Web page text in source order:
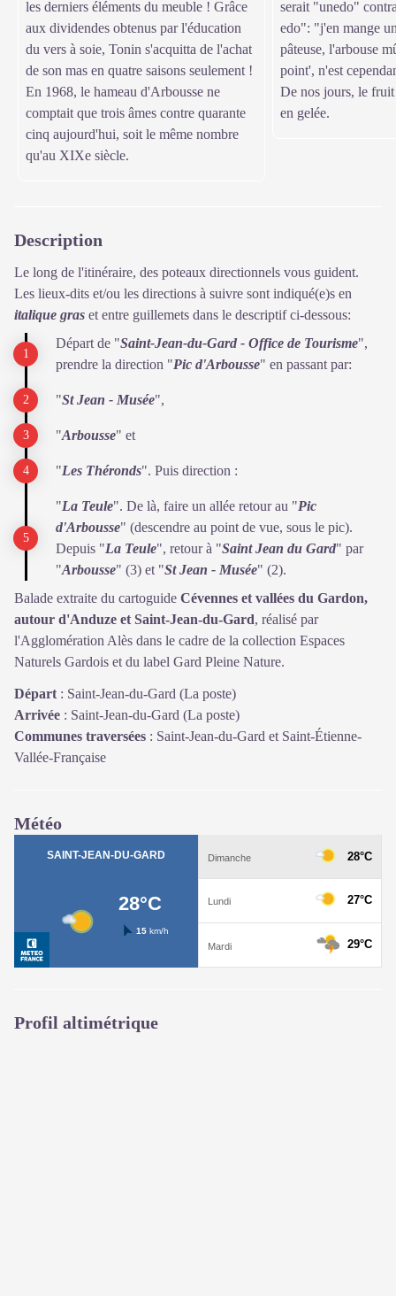
les derniers éléments du meuble ! Grâce
aux dividendes obtenus par l'éducation
du vers à soie, Tonin s'acquitta de l'achat
de son mas en quatre saisons seulement !
En 1968, le hameau d'Arbousse ne
comptait que trois âmes contre quarante
cinq aujourd'hui, soit le même nombre
qu'au XIXe siècle.
serait "unedo"
edo": "j'en mange
pâteuse, l'arbouse
point', n'est
De nos jours, le
en gelée.
Description
Le long de l'itinéraire, des poteaux directionnels vous guident.
Les lieux-dits et/ou les directions à suivre sont indiqué(e)s en
italique gras et entre guillemets dans le descriptif ci-dessous:
Départ de "Saint-Jean-du-Gard - Office de Tourisme",
prendre la direction "Pic d'Arbousse" en passant par:
"St Jean - Musée",
"Arbousse" et
"Les Théronds". Puis direction :
"La Teule". De là, faire un allée retour au "Pic
d'Arbousse" (descendre au point de vue, sous le pic).
Depuis "La Teule", retour à "Saint Jean du Gard" par
"Arbousse" (3) et "St Jean - Musée" (2).
Balade extraite du cartoguide Cévennes et vallées du Gardon,
autour d'Anduze et Saint-Jean-du-Gard, réalisé par
l'Agglomération Alès dans le cadre de la collection Espaces
Naturels Gardois et du label Gard Pleine Nature.
Départ : Saint-Jean-du-Gard (La poste)
Arrivée : Saint-Jean-du-Gard (La poste)
Communes traversées : Saint-Jean-du-Gard et Saint-Étienne-
Vallée-Française
Météo
Profil altimétrique